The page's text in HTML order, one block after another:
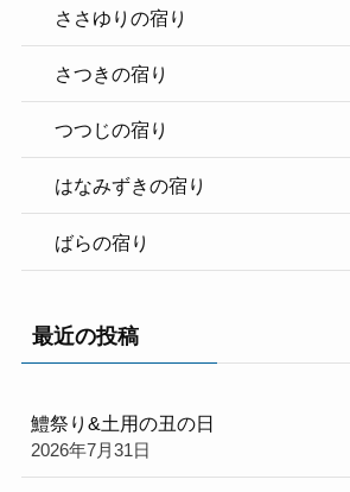
ささゆりの宿り
さつきの宿り
つつじの宿り
はなみずきの宿り
ばらの宿り
最近の投稿
鱧祭り&土用の丑の日
2026年7月31日